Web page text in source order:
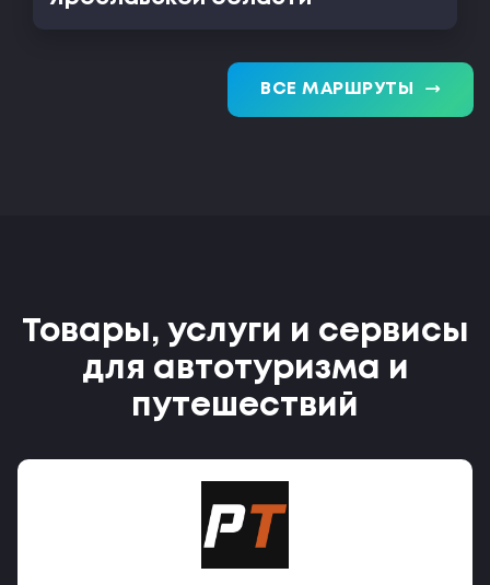
ВСЕ МАРШРУТЫ trending_flat
Товары, услуги и сервисы
для автотуризма и
путешествий